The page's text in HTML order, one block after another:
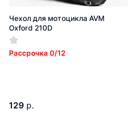
Чехол для мотоцикла AVM
Oxford 210D
Рассрочка 0/12
129 р.